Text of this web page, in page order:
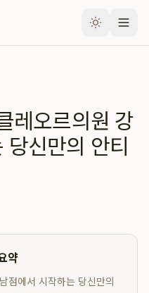
레오르의원 강
신만의 안티
약
점에서 시작하는 당신만의